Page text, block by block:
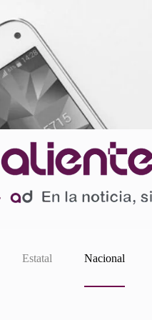
Estatal Nacional